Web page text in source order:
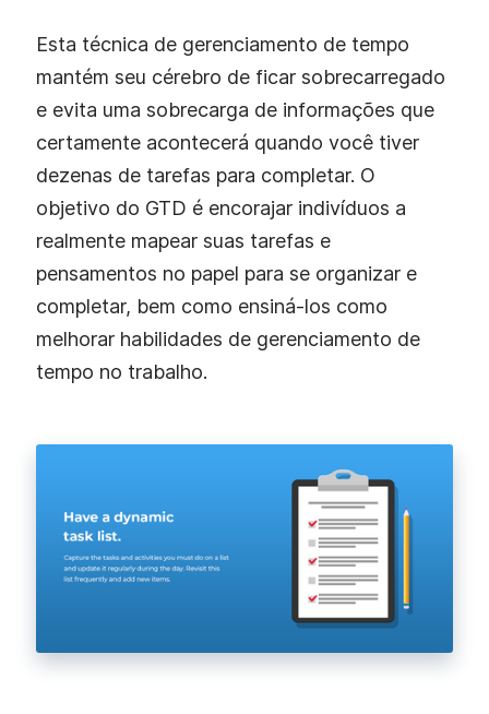
Esta técnica de gerenciamento de tempo
mantém seu cérebro de ficar sobrecarregado
e evita uma sobrecarga de informações que
certamente acontecerá quando você tiver
dezenas de tarefas para completar. O
objetivo do GTD é encorajar indivíduos a
realmente mapear suas tarefas e
pensamentos no papel para se organizar e
completar, bem como ensiná-los como
melhorar habilidades de gerenciamento de
tempo no trabalho.